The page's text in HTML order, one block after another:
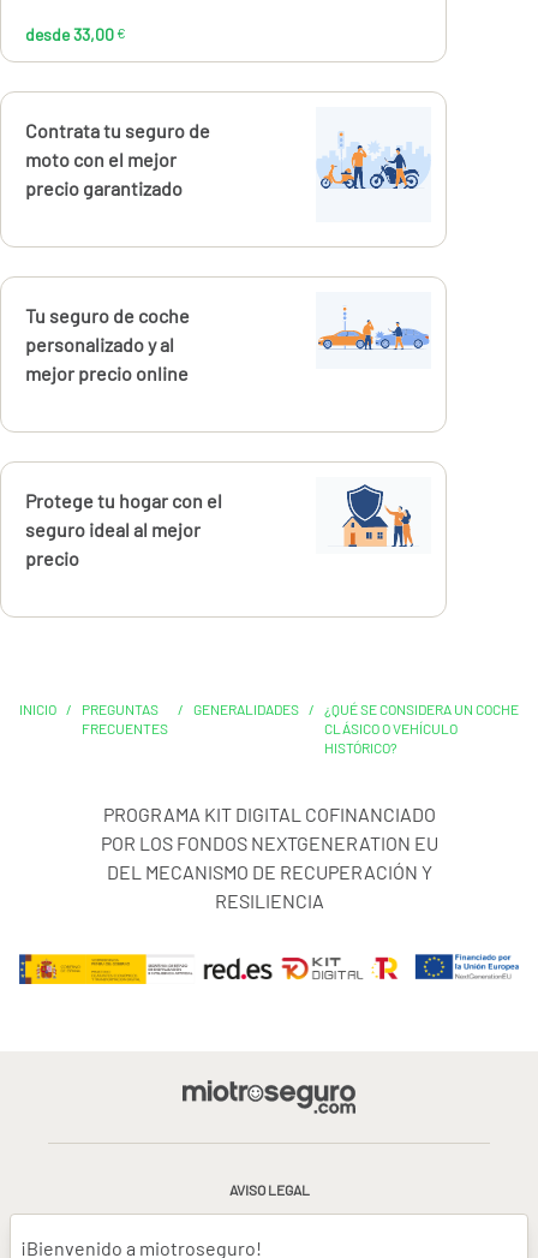
desde 33,00 €
Calcúlalo ahora
Contrata tu seguro de
moto con el mejor
precio garantizado
Calcúlalo ahora
Tu seguro de coche
personalizado y al
mejor precio online
Calcúlalo ahora
Protege tu hogar con el
seguro ideal al mejor
precio
INICIO /
PREGUNTAS
FRECUENTES
/ GENERALIDADES /
¿QUÉ SE CONSIDERA UN COCHE
CLÁSICO O VEHÍCULO
HISTÓRICO?
PROGRAMA KIT DIGITAL COFINANCIADO
POR LOS FONDOS NEXTGENERATION EU
DEL MECANISMO DE RECUPERACIÓN Y
RESILIENCIA
AVISO LEGAL
CONDICIONES GENERALES DE USO
¡Bienvenido a miotroseguro!